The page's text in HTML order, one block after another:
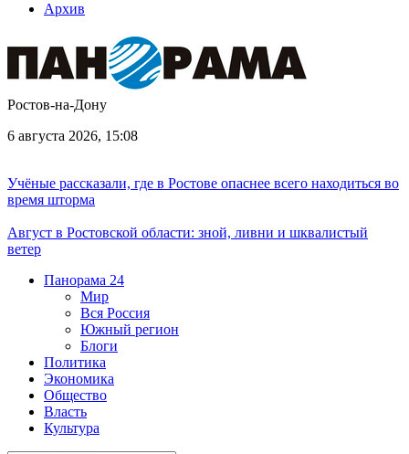
Архив
Ростов-на-Дону
6 августа 2026, 15:08
Учёные рассказали, где в Ростове опаснее всего находиться во
время шторма
Август в Ростовской области: зной, ливни и шквалистый
ветер
Панорама 24
Мир
Вся Россия
Южный регион
Блоги
Политика
Экономика
Общество
Власть
Культура